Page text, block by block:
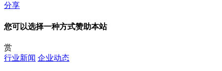
分享
您可以选择一种方式赞助本站
赏
行业新闻 企业动态